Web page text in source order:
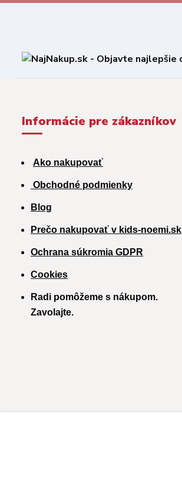
Informácie pre zákazníkov
Ako nakupovať
Obchodné podmienky
Blog
Prečo nakupovať v kids-noemi.sk
Ochrana súkromia GDPR
Cookies
Radi pomôžeme s nákupom.
Zavolajte.